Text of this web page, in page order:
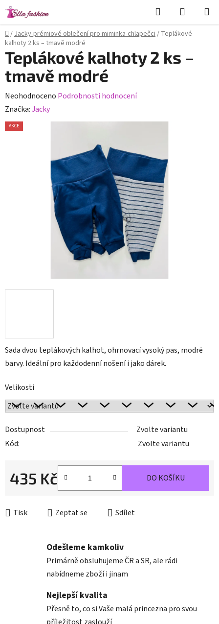
Přejít
na
obsah
Hledat
KOŠÍK
Domů
/Jacky-prémiové oblečení pro miminka-chlapečci/ Teplákové
kalhoty 2 ks – tmavě modré
Sada dvou teplákových kalhot, ohrnovací vysoký pas, modré
barvy. Ideální pro každodenní nošení i jako dárek.
Velikosti
Dostupnost
Zvolte variantu
Kód:
Zvolte variantu
435 Kč DO KOŠÍKU
Tisk Zeptat se Sdílet
Teplákové kalhoty 2 ks –
tmavě modré
Průměrné
hodnocení
produktu
Neohodnoceno Podrobnosti hodnocení
Značka:Jacky
AKCE
Odešleme kamkoliv
Primárně obsluhujeme ČR a SR, ale rádi
nabídneme zboží i jinam
Nejlepší kvalita
Přesně to, co si Vaše malá princezna pro svou